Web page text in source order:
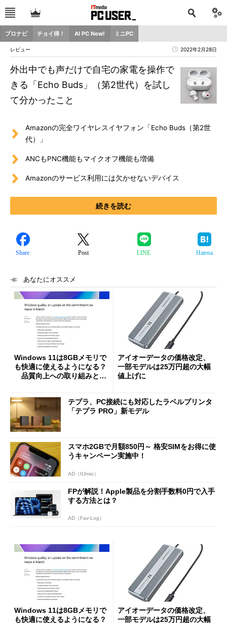
プロナビ チョイ得！ AI PC Now! ミニPC
レビュー 2022年2月28日
外出中でも声だけで自宅の家電を操作で
きる「Echo Buds」（第2世代）を試し
て分かったこと
Amazonの完全ワイヤレスイヤフォン「Echo Buds（第2世
代）」
ANCもPNC機能もマイクオフ機能も増備
Amazonのサービス利用には欠かせないデバイス
続きを読む
Share Post LINE Hatena
あなたにオススメ
Windows 11は8GBメモリで
も快適に使えるようになる？
品質向上への取り組みと
アイオーデータの価格改定、
一部モデルは25万円超の大幅
値上げに
テプラ、PC接続にも対応したラベルプリンタ
「テプラ PRO」新モデル
スマホ2GBで月額850円～ 格安SIMをお得に使
うキャンペーン実施中！
AD（IIJmio）
FPが解説！Apple製品を分割手数料0円で入手
する方法とは？
AD（Fav-Log）
Windows 11は8GBメモリで
も快適に使えるようになる？
アイオーデータの価格改定、
一部モデルは25万円超の大幅